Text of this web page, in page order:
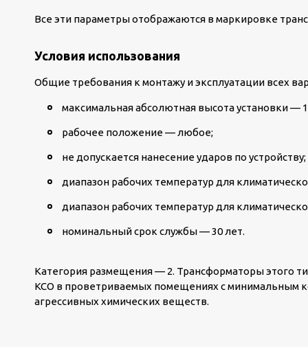
Все эти параметры отображаются в маркировке
Условия использования
Общие требования к монтажу и эксплуатации всех
максимальная абсолютная высота установки —
рабочее положение — любое;
не допускается нанесение ударов по устройству;
диапазон рабочих температур для
диапазон рабочих температур для
номинальный срок службы — 30 лет.
Категория размещения — 2. Трансформаторы этого
КСО в проветриваемых помещениях с минимальным
агрессивных химических веществ.